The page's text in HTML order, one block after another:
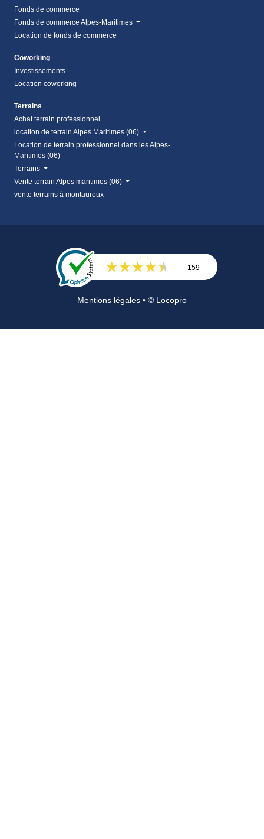
Fonds de commerce
Fonds de commerce Alpes-Maritimes
Location de fonds de commerce
Coworking
Investissements
Location coworking
Terrains
Achat terrain professionnel
location de terrain Alpes Maritimes (06)
Location de terrain professionnel dans les Alpes-
Maritimes (06)
Terrains
Vente terrain Alpes maritimes (06)
vente terrains à montauroux
159
Mentions légales • © Locopro